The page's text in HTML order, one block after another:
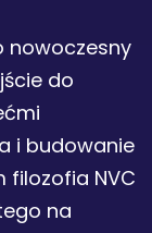
nowoczesny
do
i budowanie
filozofia NVC
na